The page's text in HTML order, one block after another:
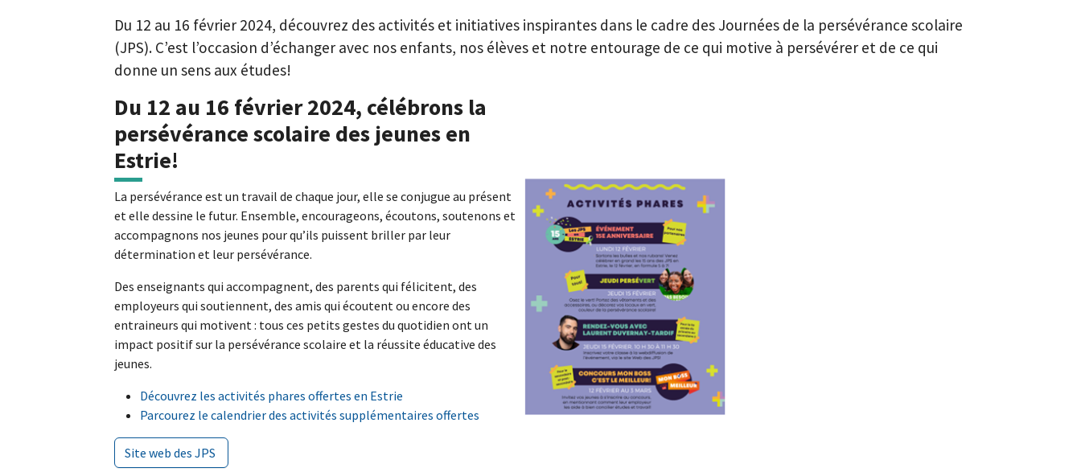
Du 12 au 16 février 2024, découvrez des activités et initiatives inspirantes dans le cadre des Journées de la persévérance scolaire
(JPS). C’est l’occasion d’échanger avec nos enfants, nos élèves et notre entourage de ce qui motive à persévérer et de ce qui
donne un sens aux études!
Du 12 au 16 février 2024, célébrons la
persévérance scolaire des jeunes en
Estrie! ​​​​
La persévérance est un travail de chaque jour, elle se conjugue au présent
et elle dessine le futur. Ensemble, encourageons, écoutons, soutenons et
accompagnons nos jeunes pour qu’ils puissent briller par leur
détermination et leur persévérance.
Des enseignants qui accompagnent, des parents qui félicitent, des
employeurs qui soutiennent, des amis qui écoutent ou encore des
entraineurs qui motivent : tous ces petits gestes du quotidien ont un
impact positif sur la persévérance scolaire et la réussite éducative des
jeunes.
Découvrez les activités phares offertes en Estrie
Parcourez le calendrier des activités supplémentaires offertes
Site web des JPS